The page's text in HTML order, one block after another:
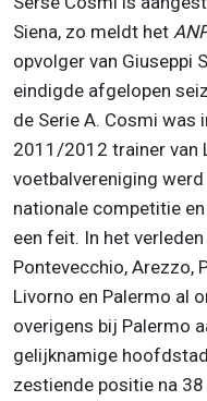
Siena, zo meldt het
opvolger van Giuseppi
eindigde afgelopen
de Serie A. Cosmi was
2011/2012 trainer van
voetbalvereniging
nationale competitie
een feit. In het
Pontevecchio, Arezzo,
Livorno en Palermo al
overigens bij Palermo
gelijknamige
zestiende positie na